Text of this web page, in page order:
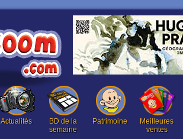
Actualités
BD de la
semaine
Patrimoine
Meilleures
ventes